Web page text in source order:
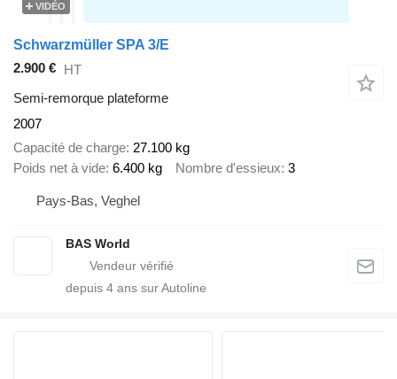
VIDÉO
Schwarzmüller SPA 3/E
2.900 € HT
Semi-remorque plateforme
2007
Capacité de charge 27.100 kg
Poids net à vide 6.400 kg Nombre d'essieux 3
Pays-Bas, Veghel
BAS World
depuis 4 ans sur Autoline